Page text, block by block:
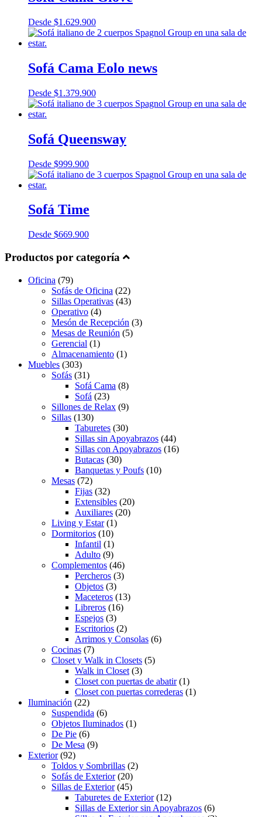
Desde $1.629.900
Sofá Cama Eolo news
Desde $1.379.900
Sofá Queensway
Desde $999.900
Sofá Time
Desde $669.900
Productos por categoría
Oficina (79)
Sofás de Oficina (22)
Sillas Operativas (43)
Operativo (4)
Mesón de Recepción (3)
Mesas de Reunión (5)
Gerencial (1)
Almacenamiento (1)
Muebles (303)
Sofás (31)
Sofá Cama (8)
Sofá (23)
Sillones de Relax (9)
Sillas (130)
Taburetes (30)
Sillas sin Apoyabrazos (44)
Sillas con Apoyabrazos (16)
Butacas (30)
Banquetas y Poufs (10)
Mesas (72)
Fijas (32)
Extensibles (20)
Auxiliares (20)
Living y Estar(1)
Dormitorios (10)
Infantil (1)
Adulto (9)
Complementos (46)
Percheros (3)
Objetos (3)
Maceteros (13)
Libreros (16)
Espejos (3)
Escritorios (2)
Arrimos y Consolas (6)
Cocinas (7)
Closet y Walk in Closets (5)
Walk in Closet (3)
Closet con puertas de abatir(1)
Closet con puertas correderas (1)
Iluminación (22)
Suspendida (6)
Objetos Iluminados (1)
De Pie (6)
De Mesa (9)
Exterior(92)
Toldos y Sombrillas (2)
Sofás de Exterior(20)
Sillas de Exterior(45)
Taburetes de Exterior(12)
Sillas de Exterior sin Apoyabrazos (6)